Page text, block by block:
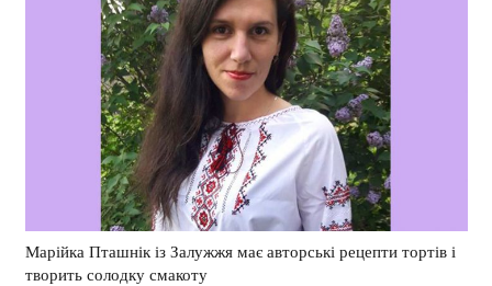
Марійка Пташнік із Залужжя має авторські рецепти тортів і
творить солодку смакоту